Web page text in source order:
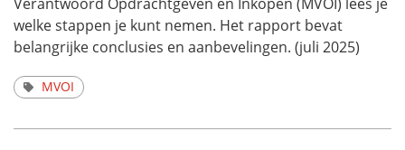
welke stappen je kunt nemen. Het rapport bevat
belangrijke conclusies en aanbevelingen. (juli 2025)
MVOI